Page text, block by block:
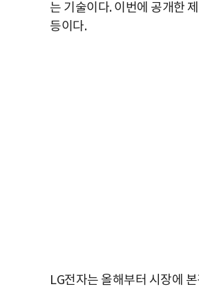
는 기술이다. 이번에 공개한
등이다.
LG전자는 올해부터 시장에